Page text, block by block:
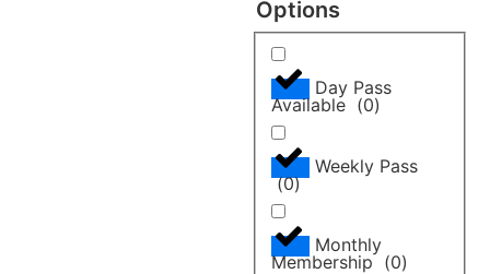
Options
Day Pass
Available (0)
Weekly Pass
(0)
Monthly
Membership (0)